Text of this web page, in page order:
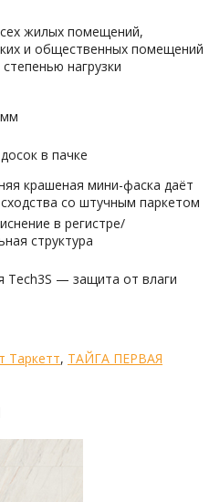
жилых помещений,
и общественных помещений
нагрузки
в пачке
крашеная мини-фаска даёт
со штучным паркетом
в регистре/
структура
Tech3S — защита от влаги
Таркетт, ТАЙГА ПЕРВАЯ